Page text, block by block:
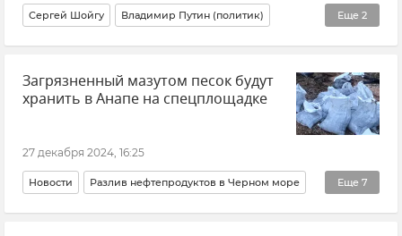
Еще 2
Сергей Шойгу Владимир Путин (политик)
Россия Новости
Загрязненный мазутом песок будут
хранить в Анапе на спецплощадке
27 декабря 2024, 16:25
Еще 7
Новости Разлив нефтепродуктов в Черном море
Разлив нефтепродуктов Разлив мазута Анапа